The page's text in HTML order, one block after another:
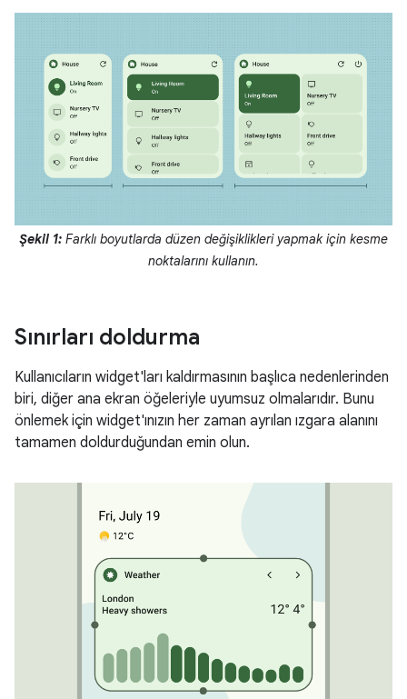
Şekil 1: Farklı boyutlarda düzen değişiklikleri yapmak için kesme
noktalarını kullanın.
Sınırları doldurma
Kullanıcıların widget'ları kaldırmasının başlıca nedenlerinden
biri, diğer ana ekran öğeleriyle uyumsuz olmalarıdır. Bunu
önlemek için widget'ınızın her zaman ayrılan ızgara alanını
tamamen doldurduğundan emin olun.